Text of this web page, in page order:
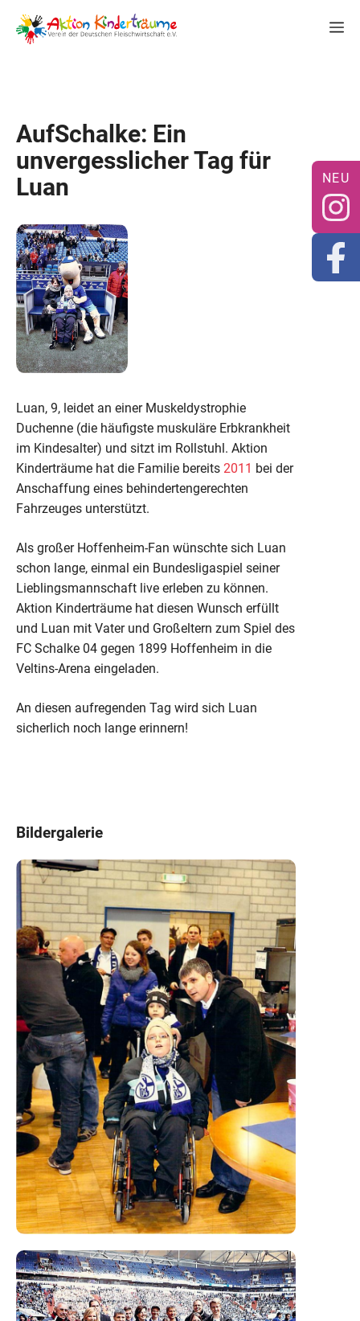
Inhalt
springen
AufSchalke: Ein
unvergesslicher Tag für
Luan
Luan, 9, leidet an einer Muskeldystrophie
Duchenne (die häufigste muskuläre Erbkrankheit
im Kindesalter) und sitzt im Rollstuhl. Aktion
Kinderträume hat die Familie bereits 2011 bei der
Anschaffung eines behindertengerechten
Fahrzeuges unterstützt.
Als großer Hoffenheim-Fan wünschte sich Luan
schon lange, einmal ein Bundesligaspiel seiner
Lieblingsmannschaft live erleben zu können.
Aktion Kinderträume hat diesen Wunsch erfüllt
und Luan mit Vater und Großeltern zum Spiel des
FC Schalke 04 gegen 1899 Hoffenheim in die
Veltins-Arena eingeladen.
An diesen aufregenden Tag wird sich Luan
sicherlich noch lange erinnern!
Bildergalerie